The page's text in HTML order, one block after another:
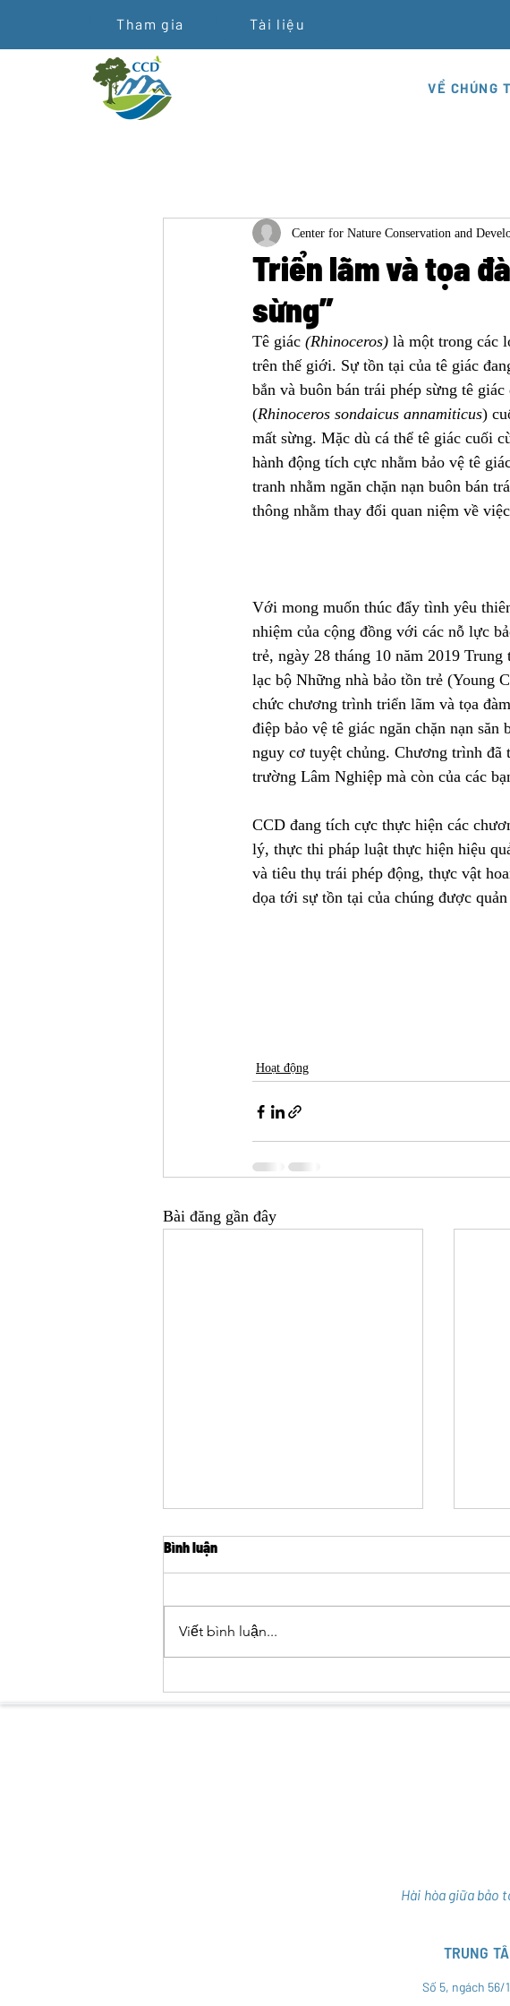
Tham gia Tài liệu
VỀ CHÚNG
Triển lãm và tọa
sừng”
Center for Nature Conservation and
Tê giác (Rhinoceros) là một trong các
trên thế giới. Sự tồn tại của tê giác
bắn và buôn bán trái phép sừng tê
(Rhinoceros sondaicus annamiticus)
mất sừng. Mặc dù cá thể tê giác cuối
hành động tích cực nhằm bảo vệ tê
tranh nhằm ngăn chặn nạn buôn bán
thông nhằm thay đổi quan niệm về
Với mong muốn thúc đẩy tình yêu
nhiệm của cộng đồng với các nỗ lực
trẻ, ngày 28 tháng 10 năm 2019
lạc bộ Những nhà bảo tồn trẻ (Young
chức chương trình triển lãm và tọa
điệp bảo vệ tê giác ngăn chặn nạn
nguy cơ tuyệt chủng. Chương trình đã
trường Lâm Nghiệp mà còn của các
CCD đang tích cực thực hiện các
lý, thực thi pháp luật thực hiện hiệu
và tiêu thụ trái phép động, thực vật
dọa tới sự tồn tại của chúng được
Hoạt động
Bài đăng gần đây
TRẮNG TẠI HƯƠNG SƠN
–
Bình luận
Viết bình luận...
Hài hòa giữa bảo
TRUNG
Số 5, ngách 56/